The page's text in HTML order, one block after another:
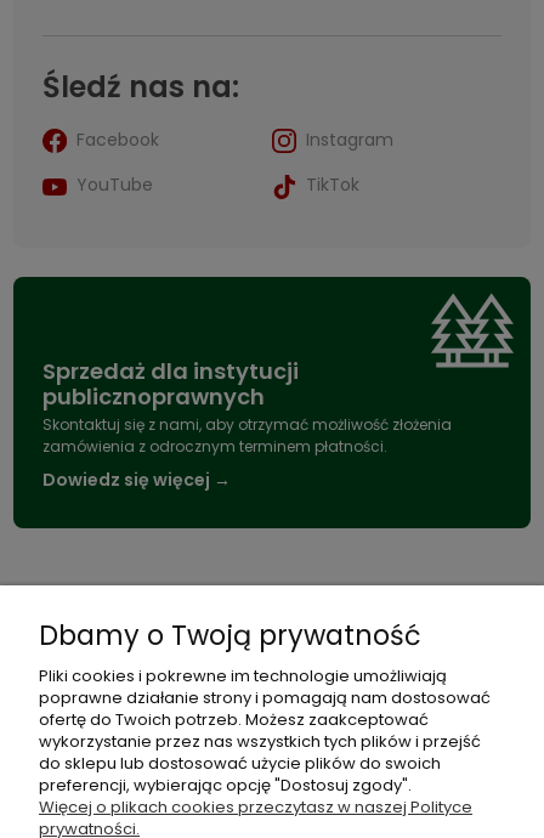
Śledź nas na:
Facebook
Instagram
YouTube
TikTok
Sprzedaż dla instytucji
publicznoprawnych
Skontaktuj się z nami, aby otrzymać możliwość złożenia
zamówienia z odrocznym terminem płatności.
Dowiedz się więcej →
Informacje
Płatności
i
dostawa
Zadzwoń do nas
+48 +48
Dbamy o Twoją prywatność
Pliki cookies i pokrewne im technologie umożliwiają
poprawne działanie strony i pomagają nam dostosować
ofertę do Twoich potrzeb. Możesz zaakceptować
wykorzystanie przez nas wszystkich tych plików i przejść
do sklepu lub dostosować użycie plików do swoich
preferencji, wybierając opcję "Dostosuj zgody".
Więcej o plikach cookies przeczytasz w naszej Polityce
prywatności.